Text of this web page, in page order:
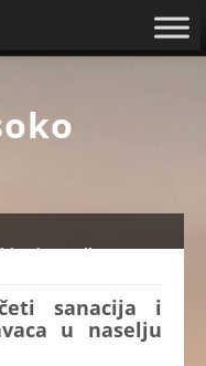
putnih pravaca u
sanacija i
u naselju